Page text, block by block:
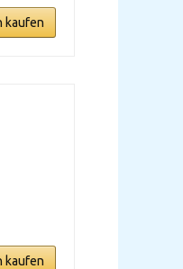
kaufen
kaufen